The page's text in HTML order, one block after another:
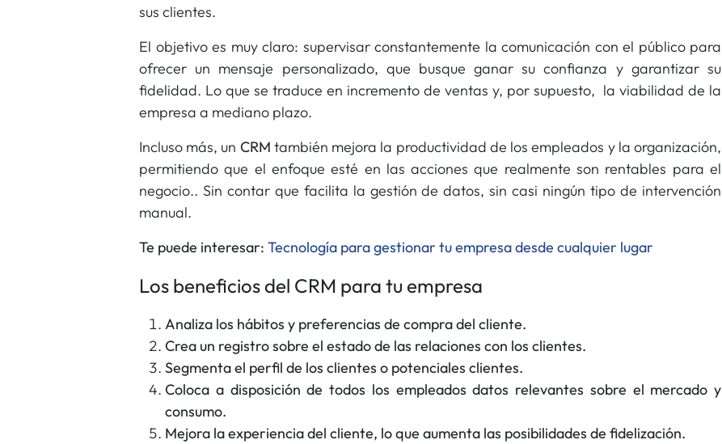
sus clientes.
El objetivo es muy claro: supervisar constantemente la comunicación con el público para
ofrecer un mensaje personalizado, que busque ganar su confianza y garantizar su
fidelidad. Lo que se traduce en incremento de ventas y, por supuesto, la viabilidad de la
empresa a mediano plazo.
Incluso más, un CRM también mejora la productividad de los empleados y la organización,
permitiendo que el enfoque esté en las acciones que realmente son rentables para el
negocio.. Sin contar que facilita la gestión de datos, sin casi ningún tipo de intervención
manual.
Te puede interesar: Tecnología para gestionar tu empresa desde cualquier lugar
Los beneficios del CRM para tu empresa
Analiza los hábitos y preferencias de compra del cliente.
Crea un registro sobre el estado de las relaciones con los clientes.
Segmenta el perfil de los clientes o potenciales clientes.
Coloca a disposición de todos los empleados datos relevantes sobre el mercado y
consumo.
Mejora la experiencia del cliente, lo que aumenta las posibilidades de fidelización.